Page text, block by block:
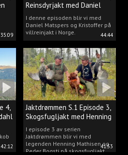
35:09 44:44
Reinsdyrjakt med Daniel
Matspers.
I denne episoden blir vi med
Daniel Matspers og Kristoffer på
villreinjakt i Norge.
42:12
4,
41:53
Jaktdrømmen S.1 Episode 3,
Skogsfugljakt med Henning
og Peder
I episode 3 av serien
Jaktdrømmen blir vi med
legenden Henning Mathisen og
Peder Bogsti på skogsfugljakt.